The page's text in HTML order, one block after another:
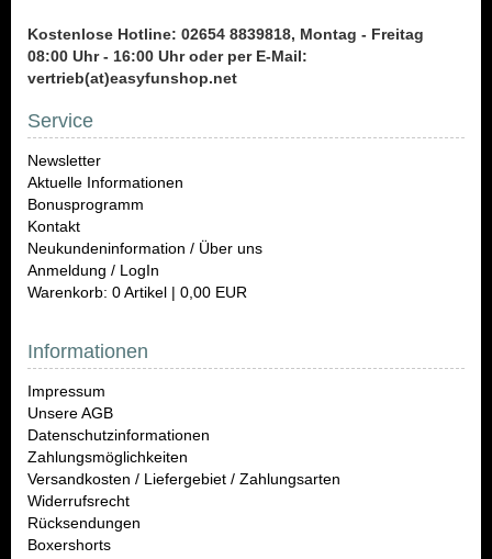
Kostenlose Hotline: 02654 8839818, Montag - Freitag
08:00 Uhr - 16:00 Uhr oder per E-Mail:
vertrieb(at)easyfunshop.net
Service
Newsletter
Aktuelle Informationen
Bonusprogramm
Kontakt
Neukundeninformation / Über uns
Anmeldung / LogIn
Warenkorb: 0 Artikel | 0,00 EUR
Informationen
Impressum
Unsere AGB
Datenschutzinformationen
Zahlungsmöglichkeiten
Versandkosten / Liefergebiet / Zahlungsarten
Widerrufsrecht
Rücksendungen
Boxershorts